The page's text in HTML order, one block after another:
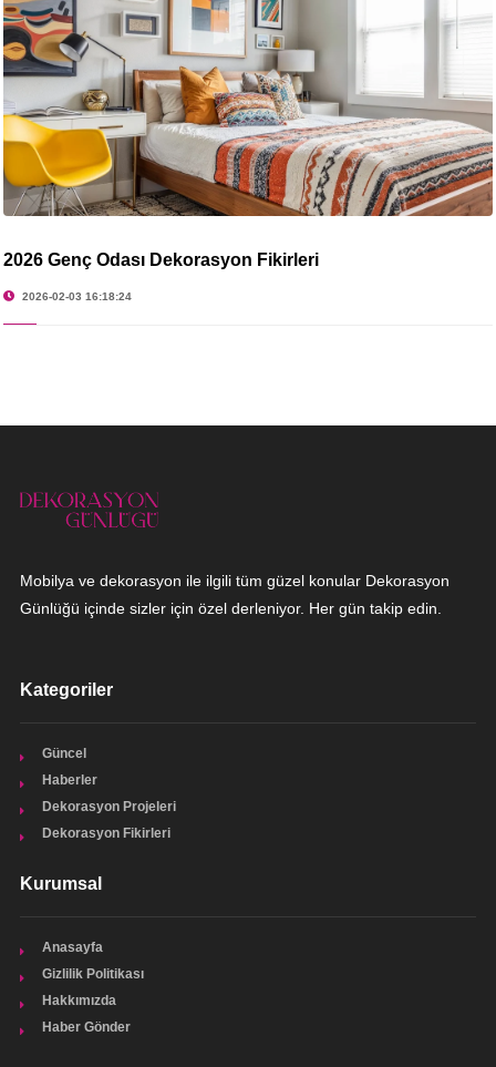
2026 Genç Odası Dekorasyon Fikirleri
2026-02-03 16:18:24
Mobilya ve dekorasyon ile ilgili tüm güzel konular Dekorasyon
Günlüğü içinde sizler için özel derleniyor. Her gün takip edin.
Kategoriler
Güncel
Haberler
Dekorasyon Projeleri
Dekorasyon Fikirleri
Kurumsal
Anasayfa
Gizlilik Politikası
Hakkımızda
Haber Gönder